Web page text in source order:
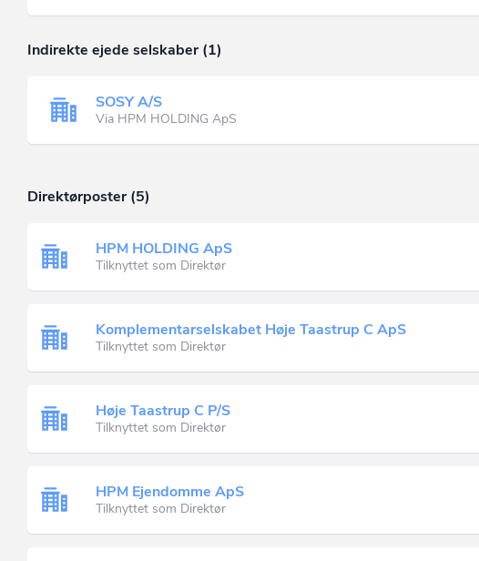
Indirekte ejede selskaber (1)
SOSY A/S
Via HPM HOLDING ApS
Direktørposter (5)
HPM HOLDING ApS
Tilknyttet som Direktør
Komplementarselskabet Høje Taastrup C ApS
Tilknyttet som Direktør
Høje Taastrup C P/S
Tilknyttet som Direktør
HPM Ejendomme ApS
Tilknyttet som Direktør